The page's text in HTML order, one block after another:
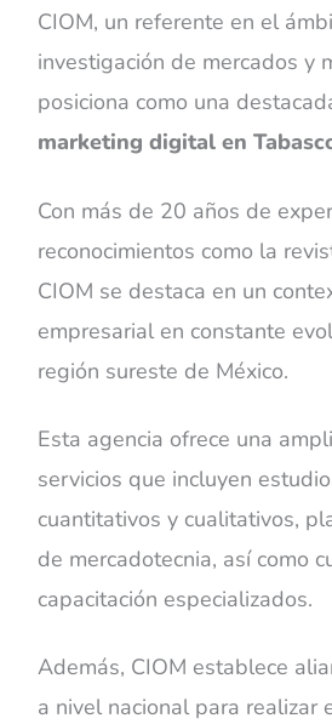
CIOM, un referente en el
investigación de mercados y
posiciona como una
marketing digital en
Con más de 20 años de
reconocimientos como la
CIOM se destaca en un
empresarial en constante
región sureste de México.
Esta agencia ofrece una
servicios que incluyen
cuantitativos y cualitativos,
de mercadotecnia, así como
capacitación especializados.
Además, CIOM establece
a nivel nacional para realizar